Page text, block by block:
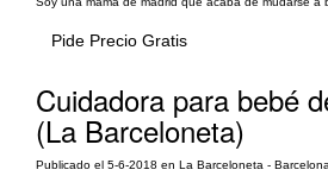
Pide Precio Gratis
Cuidadora para bebé
(La Barceloneta)
Publicado el 5-6-2018 en La Barceloneta -